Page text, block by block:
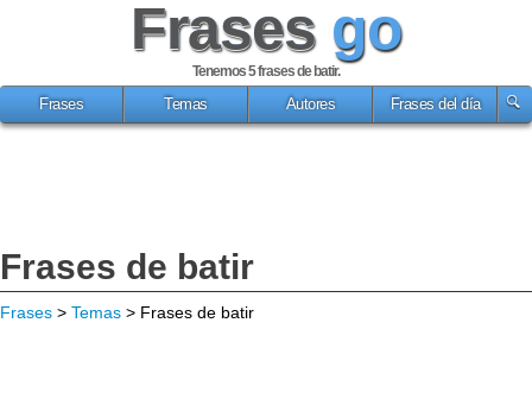
Frases go
Tenemos 5frases de batir.
Frases
Temas Autores Frases del día
Frases de batir
Frases > Temas > Frases de batir